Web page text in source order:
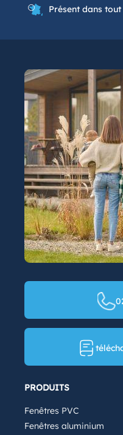
Présent dans tout
PRODUITS
Fenêtres PVC
Fenêtres aluminium